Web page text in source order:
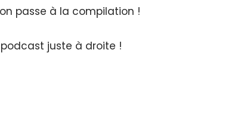
passe à la compilation !
juste à droite !